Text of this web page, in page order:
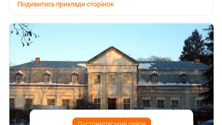
Подивитись приклади сторінок